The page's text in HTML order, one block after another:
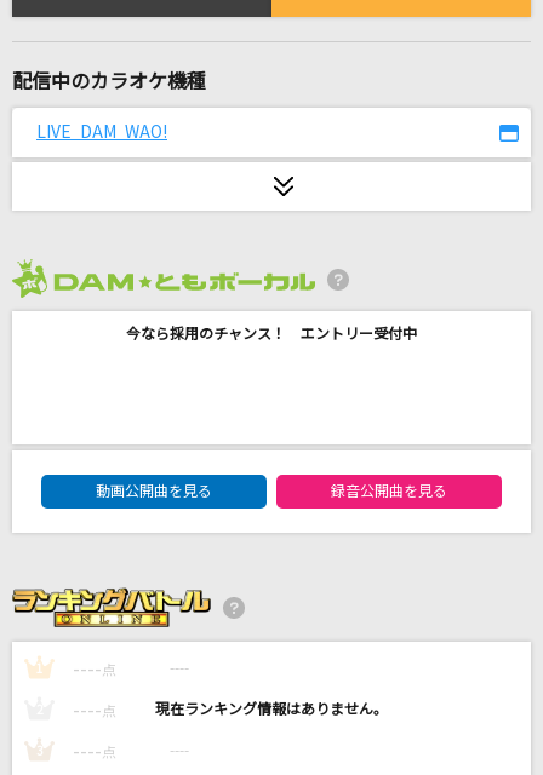
YUME日和
Lazy Boy
supercell feat.初音ミク
HOWEVER
ヨルシカ
ProPose
Mrs. GREEN APPLE
Cry Baby
配信中のカラオケ機種
LIVE DAM WAO!
今なら採用のチャンス！ エントリー受付中
DAM★ともボーカルエントリーランキング
動画公開曲を見る
録音公開曲を見る
1 ---- 点 ----
---- 点 ----
3 ---- 点 ----